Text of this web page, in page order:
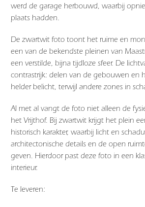
werd de garage herbouwd, waarbij
plaats hadden.
De zwartwit foto toont het ruime en
een van de bekendste pleinen van
een verstilde, bijna tijdloze sfeer. De
contrastrijk: delen van de gebouwen en
helder belicht, terwijl andere zones in
Al met al vangt de foto niet alleen de
het Vrijthof. Bij zwartwit krijgt het plein
historisch karakter, waarbij licht en
architectonische details en de open
geven. Hierdoor past deze foto in een
interieur.
Te leveren: